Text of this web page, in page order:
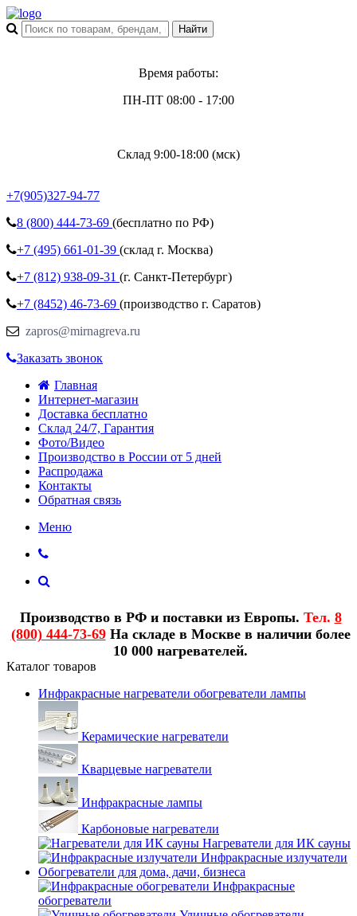
Время работы:
ПН-ПТ 08:00 - 17:00
Склад 9:00-18:00 (мск)
+7(905)327-94-77
8 (800) 444-73-69 (бесплатно по РФ)
+7 (495) 661-01-39 (склад г. Москва)
+7 (812) 938-09-31 (г. Санкт-Петербург)
+7 (8452) 46-73-69 (производство г. Саратов)
zapros@mirnagreva.ru
Заказать звонок
Главная
Интернет-магазин
Доставка бесплатно
Склад 24/7, Гарантия
Фото/Видео
Производство в России от 5 дней
Распродажа
Контакты
Обратная связь
Меню
Производство в РФ и поставки из Европы. Тел. 8
(800) 444-73-69На складе в Москве в наличии более
10 000 нагревателей.
Каталог товаров
Инфракрасные нагреватели обогреватели лампы
Керамические нагреватели
Кварцевые нагреватели
Инфракрасные лампы
Карбоновые нагреватели
Нагреватели для ИК сауны
Инфракрасные излучатели
Обогреватели для дома, дачи, бизнеса
Инфракрасные
обогреватели